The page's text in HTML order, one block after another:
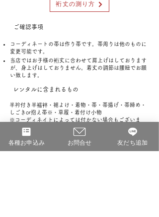
裄丈の測り方
ご確認事項
コーディネートの帯は作り帯です。帯周りは他のものに
変更可能です。
当店ではお子様の裄丈に合わせて肩上げはしております
が、身上げはしておりません。着丈の調節は腰紐でお願
い致します。
レンタルに含まれるもの
半衿付き半襦袢・裾よけ・着物・帯・帯揚げ・帯締め・
しごきor抱え帯※・草履・着付け小物
※コーディネイトによっては付かない場合もございま
ご用意いただくもの
各種お申込み お問合せ 友だち追加